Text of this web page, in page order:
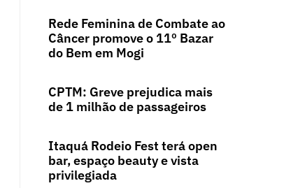
Rede Feminina de Combate ao
Câncer promove o 11º Bazar
do Bem em Mogi
CPTM: Greve prejudica mais
de 1 milhão de passageiros
Itaquá Rodeio Fest terá open
bar, espaço beauty e vista
privilegiada